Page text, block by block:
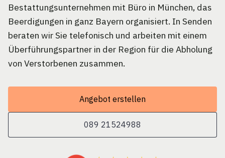
Bestattungsunternehmen mit Büro in München, das
Beerdigungen in ganz Bayern organisiert. In Senden
beraten wir Sie telefonisch und arbeiten mit einem
Überführungspartner in der Region für die Abholung
von Verstorbenen zusammen.
Angebot erstellen
089 21524988